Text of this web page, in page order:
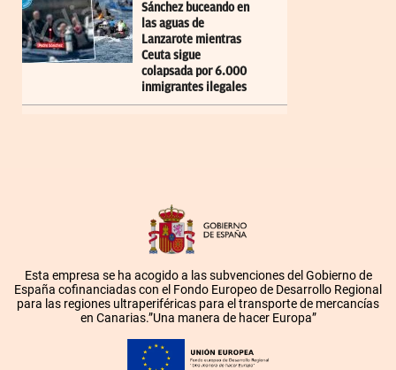
Sánchez buceando en
las aguas de
Lanzarote mientras
Ceuta sigue
colapsada por 6.000
inmigrantes ilegales
Esta empresa se ha acogido a las subvenciones del Gobierno de
España cofinanciadas con el Fondo Europeo de Desarrollo Regional
para las regiones ultraperiféricas para el transporte de mercancías
en Canarias.”Una manera de hacer Europa”